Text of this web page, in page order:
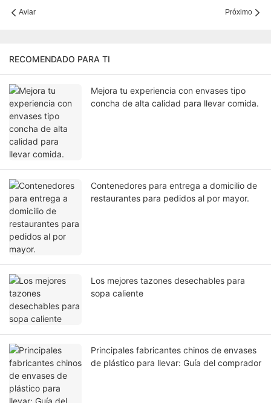
Aviar Próximo
RECOMENDADO PARA TI
Mejora tu experiencia con envases tipo
concha de alta calidad para llevar comida.
Contenedores para entrega a domicilio de
restaurantes para pedidos al por mayor.
Los mejores tazones desechables para
sopa caliente
Principales fabricantes chinos de envases
de plástico para llevar: Guía del comprador